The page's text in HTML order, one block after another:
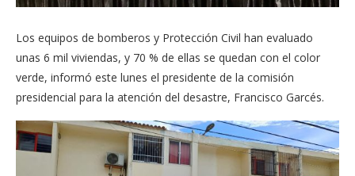
Los equipos de bomberos y Protección Civil han evaluado
unas 6 mil viviendas, y 70 % de ellas se quedan con el color
verde, informó este lunes el presidente de la comisión
presidencial para la atención del desastre, Francisco Garcés.